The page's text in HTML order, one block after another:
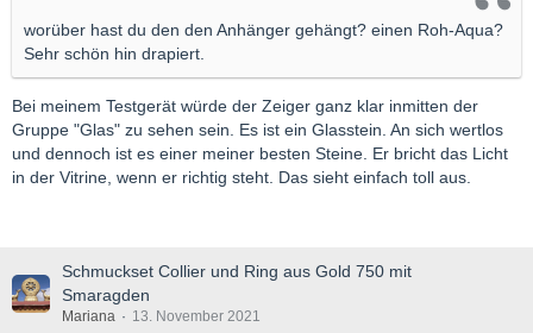
worüber hast du den den Anhänger gehängt? einen Roh-Aqua?
Sehr schön hin drapiert.
Bei meinem Testgerät würde der Zeiger ganz klar inmitten der
Gruppe "Glas" zu sehen sein. Es ist ein Glasstein. An sich wertlos
und dennoch ist es einer meiner besten Steine. Er bricht das Licht
in der Vitrine, wenn er richtig steht. Das sieht einfach toll aus.
Schmuckset Collier und Ring aus Gold 750 mit
Smaragden
Mariana 13. November 2021